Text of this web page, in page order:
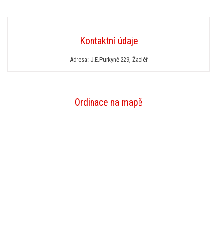
Kontaktní údaje
Adresa: J.E.Purkyně 229, Žacléř
Ordinace na mapě